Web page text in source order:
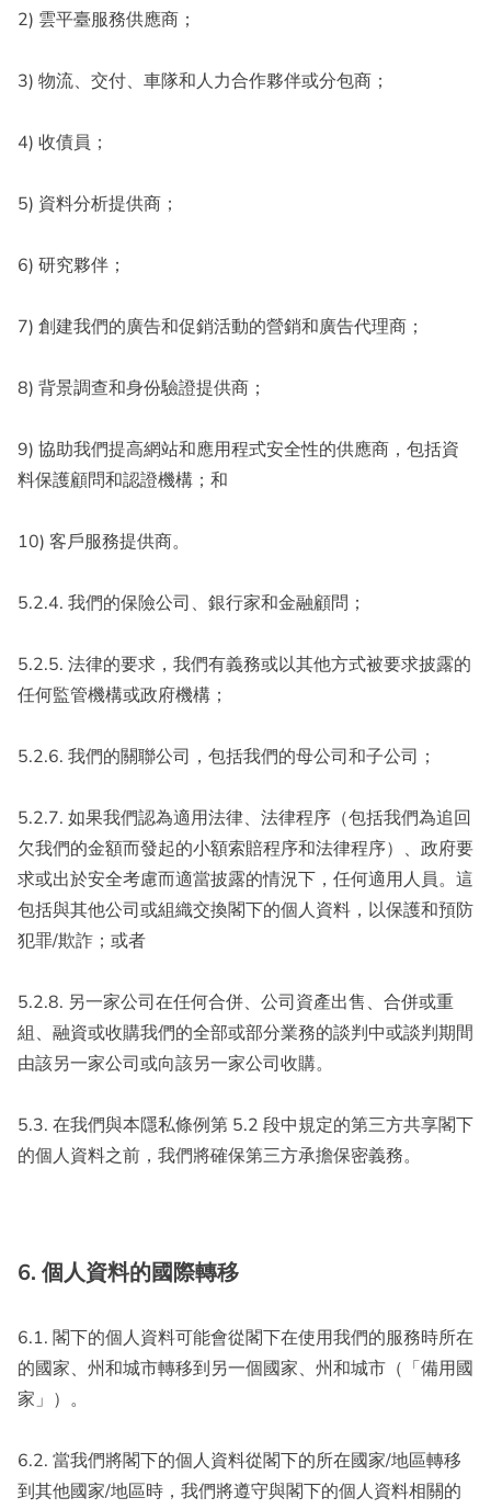
2) 雲平臺服務供應商；
3) 物流、交付、車隊和人力合作夥伴或分包商；
4) 收債員；
5) 資料分析提供商；
6) 研究夥伴；
7) 創建我們的廣告和促銷活動的營銷和廣告代理商；
8) 背景調查和身份驗證提供商；
9) 協助我們提高網站和應用程式安全性的供應商，包括資
料保護顧問和認證機構；和
10) 客戶服務提供商。
5.2.4. 我們的保險公司、銀行家和金融顧問；
5.2.5. 法律的要求，我們有義務或以其他方式被要求披露的
任何監管機構或政府機構；
5.2.6. 我們的關聯公司，包括我們的母公司和子公司；
5.2.7. 如果我們認為適用法律、法律程序（包括我們為追回
欠我們的金額而發起的小額索賠程序和法律程序）、政府要
求或出於安全考慮而適當披露的情況下，任何適用人員。這
包括與其他公司或組織交換閣下的個人資料，以保護和預防
犯罪/欺詐；或者
5.2.8. 另一家公司在任何合併、公司資產出售、合併或重
組、融資或收購我們的全部或部分業務的談判中或談判期間
由該另一家公司或向該另一家公司收購。
5.3. 在我們與本隱私條例第 5.2 段中規定的第三方共享閣下
的個人資料之前，我們將確保第三方承擔保密義務。
6. 個人資料的國際轉移
6.1. 閣下的個人資料可能會從閣下在使用我們的服務時所在
的國家、州和城市轉移到另一個國家、州和城市（「備用國
家」）。
6.2. 當我們將閣下的個人資料從閣下的所在國家/地區轉移
到其他國家/地區時，我們將遵守與閣下的個人資料相關的